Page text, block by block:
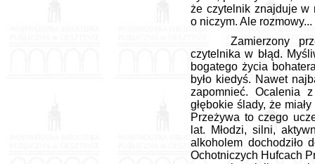
że czytelnik znajduje w
o niczym. Ale rozmowy...
Zamierzony
czytelnika w błąd.
bogatego życia
było kiedyś. Nawet
zapomnieć. Ocalenia
głębokie ślady, że
Przeżywa to czego
lat. Młodzi, silni,
alkoholem dochodziło
Ochotniczych Hufcach